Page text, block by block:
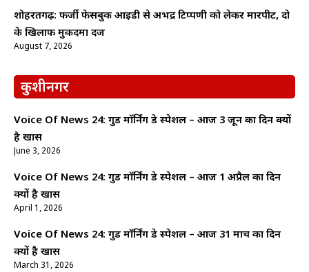
शोहरतगढ़: फर्जी फेसबुक आईडी से अभद्र टिप्पणी को लेकर मारपीट, दो
के खिलाफ मुकदमा दर्ज
August 7, 2026
कुशीनगर
Voice Of News 24: गुड माॅर्निंग डे स्पेशल – आज 3 जून का दिन क्यों
है खास
June 3, 2026
Voice Of News 24: गुड माॅर्निंग डे स्पेशल – आज 1 अप्रैल का दिन
क्यों है खास
April 1, 2026
Voice Of News 24: गुड माॅर्निंग डे स्पेशल – आज 31 मार्च का दिन
क्यों है खास
March 31, 2026